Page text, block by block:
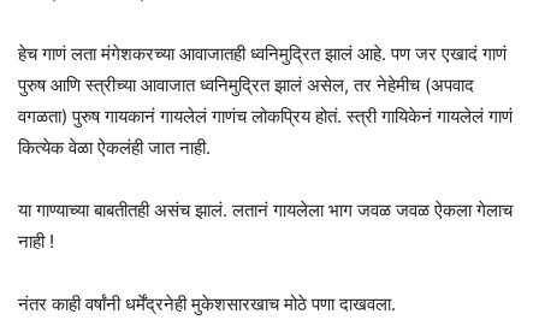
हेच गाणं लता मंगेशकरच्या आवाजातही ध्वनिमुद्रित झालं आहे. पण जर एखादं गाणं
पुरुष आणि स्त्रीच्या आवाजात ध्वनिमुद्रित झालं असेल, तर नेहेमीच (अपवाद
वगळता) पुरुष गायकानं गायलेलं गाणंच लोकप्रिय होतं. स्त्री गायिकेनं गायलेलं गाणं
कित्येक वेळा ऐकलंही जात नाही.
या गाण्याच्या बाबतीतही असंच झालं. लतानं गायलेला भाग जवळ जवळ ऐकला गेलाच
नाही !
नंतर काही वर्षांनी धर्मेंद्रनेही मुकेशसारखाच मोठे पणा दाखवला.